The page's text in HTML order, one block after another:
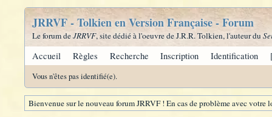
JRRVF - Tolkien en Version Française - Forum
Le forum deJRRVF, site dédié à l'oeuvre de J.R.R. Tolkien, l'auteur du
Accueil Règles Recherche Inscription Identification
Vous n'êtes pas identifié(e).
Bienvenue sur le nouveau forum JRRVF ! En cas de problème avec